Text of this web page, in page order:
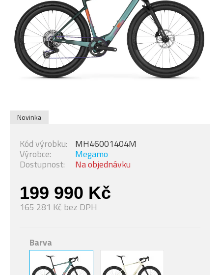
Novinka
199 990 Kč
165 281 Kč bez DPH
Dostupnost: Na objednávku
Výrobce: Megamo
Kód výrobku: MH46001404M
Barva